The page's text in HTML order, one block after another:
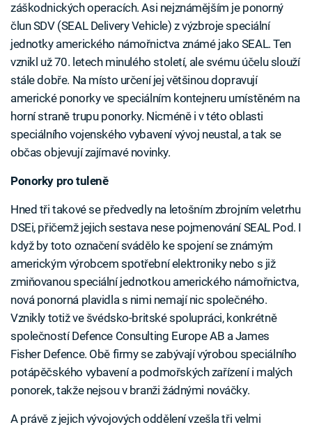
záškodnických operacích. Asi nejznámějším je ponorný
člun SDV (SEAL Delivery Vehicle) z výzbroje speciální
jednotky amerického námořnictva známé jako SEAL. Ten
vznikl už 70. letech minulého století, ale svému účelu slouží
stále dobře. Na místo určení jej většinou dopravují
americké ponorky ve speciálním kontejneru umístěném na
horní straně trupu ponorky. Nicméně i v této oblasti
speciálního vojenského vybavení vývoj neustal, a tak se
občas objevují zajímavé novinky.
Ponorky pro tuleně
Hned tři takové se předvedly na letošním zbrojním veletrhu
DSEi, přičemž jejich sestava nese pojmenování SEAL Pod. I
když by toto označení svádělo ke spojení se známým
americkým výrobcem spotřební elektroniky nebo s již
zmiňovanou speciální jednotkou amerického námořnictva,
nová ponorná plavidla s nimi nemají nic společného.
Vznikly totiž ve švédsko-britské spolupráci, konkrétně
společností Defence Consulting Europe AB a James
Fisher Defence. Obě firmy se zabývají výrobou speciálního
potápěčského vybavení a podmořských zařízení i malých
ponorek, takže nejsou v branži žádnými nováčky.
A právě z jejich vývojových oddělení vzešla tři velmi